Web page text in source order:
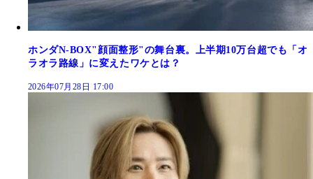
ホンダN-BOX"顔面整形"の舞台裏。上半期10万台超でも「オ
ラオラ路線」に変えたワケとは？
2026年07月28日 17:00